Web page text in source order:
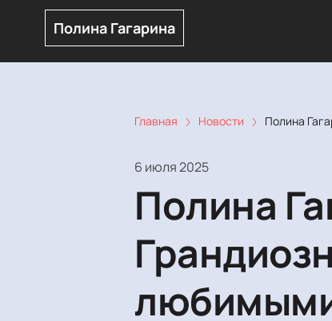
Полина Гагарина
Главная Новости Полина
6 июля 2025
Полина